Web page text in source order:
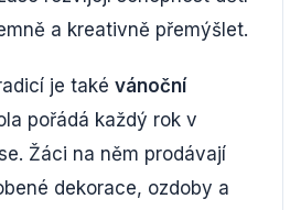
a kreativně přemýšlet.
je také vánoční
pořádá každý rok v
Žáci na něm prodávají
dekorace, ozdoby a